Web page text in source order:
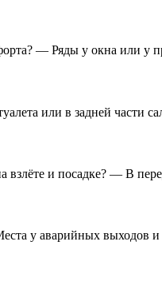
— Ряды у окна или у
или в задней части
взлёте и посадке? — В
у аварийных выходов